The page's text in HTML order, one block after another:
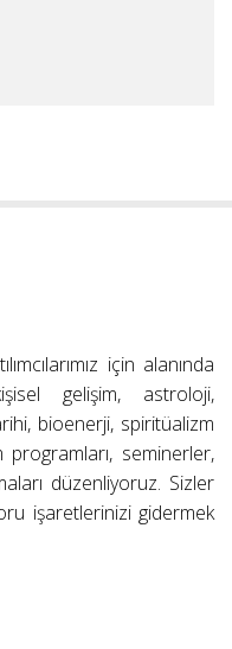
için alanında
gelişim, astroloji,
bioenerji, spiritüalizm
seminerler,
düzenliyoruz. Sizler
işaretlerinizi gidermek